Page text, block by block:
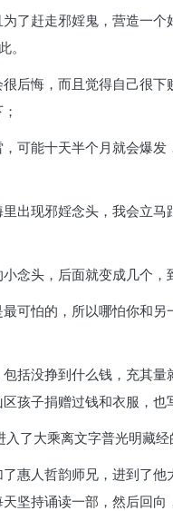
了赶走邪婬鬼，营造一
。
后悔，而且觉得自己很
可能十天半个月就会爆
出现邪婬念头，我会立
念头，后面就变成几个
可怕的，所以哪怕你和
括没挣到什么钱，充其
孩子捐赠过钱和衣服，
了大乘离文字普光明藏经
惠人哲韵师兄，进到了
坚持诵读一部，然后回向